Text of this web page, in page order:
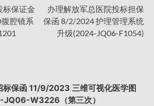
标保证金
腔镜系
办理解放军总医院投标担保
保函 8/2/2024 护理管理系统
升级(2024-JQ06-F1054)
标保函 11/9/2023 三维可视化医学图
W3226（第三次）